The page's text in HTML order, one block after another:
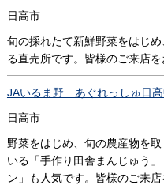
日高市
旬の採れたて新鮮野菜をはじ
る直売所です。皆様のご来店を
JAいるま野 あぐれっしゅ日高
日高市
野菜をはじめ、旬の農産物を
いる「手作り田舎まんじゅう
ン」も人気です。皆様のご来店